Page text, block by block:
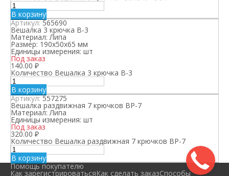
В корзину
Артикул:565690
Вешалка 3 крючка В-3
Материал: Липа
Размер: 190х50х65 мм
Единицы измерения: шт
Под заказ
140.00 ₽
Количество Вешалка 3 крючка В-3
В корзину
Артикул:557275
Вешалка раздвижная 7 крючков ВР-7
Материал: Липа
Единицы измерения: шт
Под заказ
320.00 ₽
Количество Вешалка раздвижная 7 крючков ВР-7
В корзину
Помощь покупателю
Как зарегистрироватьсяКак сделать заказСпособы